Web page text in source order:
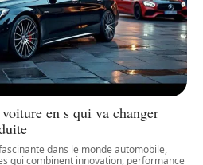
en s qui va changer
dans le monde automobile,
qui combinent innovation, performance